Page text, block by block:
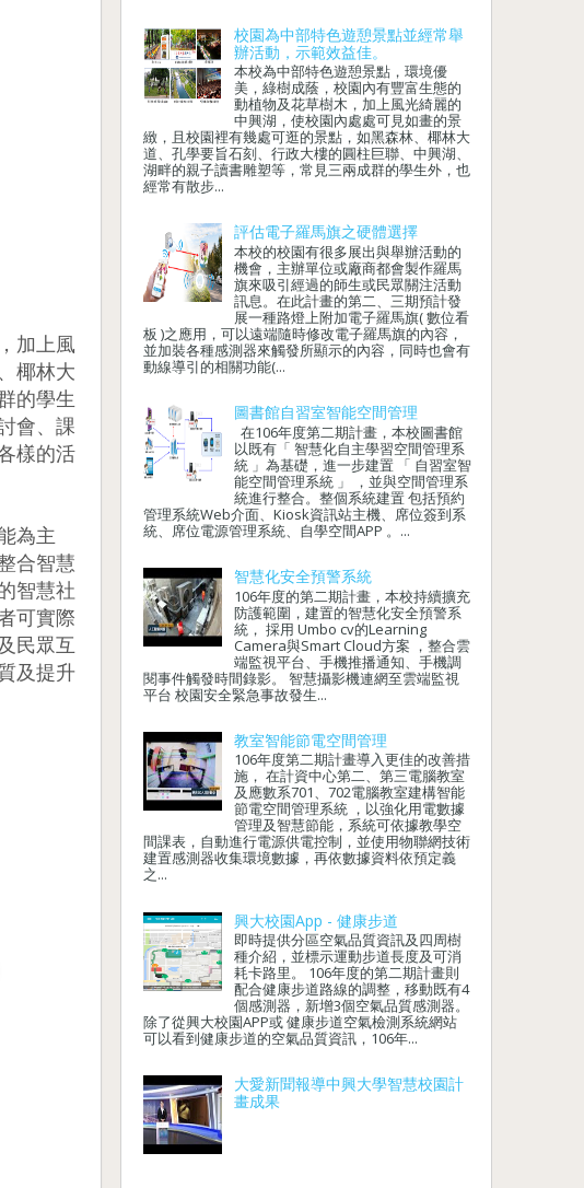
加上風
椰林大
的學生
會、課
樣的活
為主
合智慧
智慧社
可實際
民眾互
及提升
校園為中部特色遊憩景點並經常舉
辦活動，示範效益佳。
本校為中部特色遊憩景點，環境優
美，綠樹成蔭，校園內有豐富生態的
動植物及花草樹木，加上風光綺麗的
中興湖，使校園內處處可見如畫的景
緻，且校園裡有幾處可逛的景點，如黑森林、椰林大
道、孔學要旨石刻、行政大樓的圓柱巨聯、中興湖、
湖畔的親子讀書雕塑等，常見三兩成群的學生外，也
經常有散步...
評估電子羅馬旗之硬體選擇
本校的校園有很多展出與舉辦活動的
機會，主辦單位或廠商都會製作羅馬
旗來吸引經過的師生或民眾關注活動
訊息。在此計畫的第二、三期預計發
展一種路燈上附加電子羅馬旗( 數位看
板 )之應用，可以遠端隨時修改電子羅馬旗的內容，
並加裝各種感測器來觸發所顯示的內容，同時也會有
動線導引的相關功能(...
圖書館自習室智能空間管理
在106年度第二期計畫，本校圖書館
以既有「 智慧化自主學習空間管理系
統 」為基礎，進一步建置 「 自習室智
能空間管理系統 」 ，並與空間管理系
統進行整合。整個系統建置 包括預約
管理系統Web介面、Kiosk資訊站主機、席位簽到系
統、席位電源管理系統、自學空間APP 。...
智慧化安全預警系統
106年度的第二期計畫，本校持續擴充
防護範圍，建置的智慧化安全預警系
統， 採用 Umbo cv的Learning
Camera與Smart Cloud方案 ，整合雲
端監視平台、手機推播通知、手機調
閱事件觸發時間錄影。 智慧攝影機連網至雲端監視
平台 校園安全緊急事故發生...
教室智能節電空間管理
106年度第二期計畫導入更佳的改善措
施， 在計資中心第二、第三電腦教室
及應數系701、702電腦教室建構智能
節電空間管理系統 ，以強化用電數據
管理及智慧節能，系統可依據教學空
間課表，自動進行電源供電控制，並使用物聯網技術
建置感測器收集環境數據，再依數據資料依預定義
之...
興大校園App - 健康步道
即時提供分區空氣品質資訊及四周樹
種介紹，並標示運動步道長度及可消
耗卡路里。 106年度的第二期計畫則
配合健康步道路線的調整，移動既有4
個感測器，新增3個空氣品質感測器。
除了從興大校園APP或 健康步道空氣檢測系統網站
可以看到健康步道的空氣品質資訊，106年...
大愛新聞報導中興大學智慧校園計
畫成果